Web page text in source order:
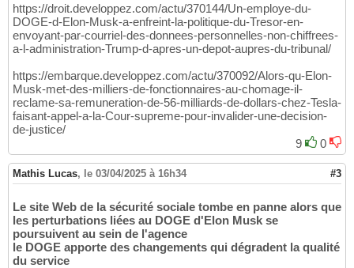
https://droit.developpez.com/actu/370144/Un-employe-du-
DOGE-d-Elon-Musk-a-enfreint-la-politique-du-Tresor-en-
envoyant-par-courriel-des-donnees-personnelles-non-chiffrees-
a-l-administration-Trump-d-apres-un-depot-aupres-du-tribunal/
https://embarque.developpez.com/actu/370092/Alors-qu-Elon-
Musk-met-des-milliers-de-fonctionnaires-au-chomage-il-
reclame-sa-remuneration-de-56-milliards-de-dollars-chez-Tesla-
faisant-appel-a-la-Cour-supreme-pour-invalider-une-decision-
de-justice/
9
0
Mathis Lucas, le 03/04/2025 à 16h34 #3
Le site Web de la sécurité sociale tombe en panne alors que
les perturbations liées au DOGE d'Elon Musk se
poursuivent au sein de l'agence
le DOGE apporte des changements qui dégradent la qualité
du service